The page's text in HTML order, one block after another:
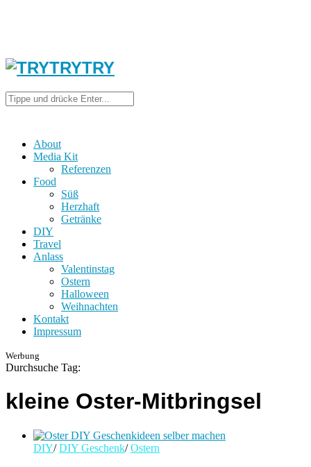
About
Media Kit
Referenzen
Food
Süß
Herzhaft
Getränke
DIY
Travel
Anlass
Valentinstag
Ostern
Halloween
Weihnachten
Kontakt
Impressum
Werbung
Durchsuche Tag:
kleine Oster-Mitbringsel
DIY/ DIY Geschenk/ Ostern